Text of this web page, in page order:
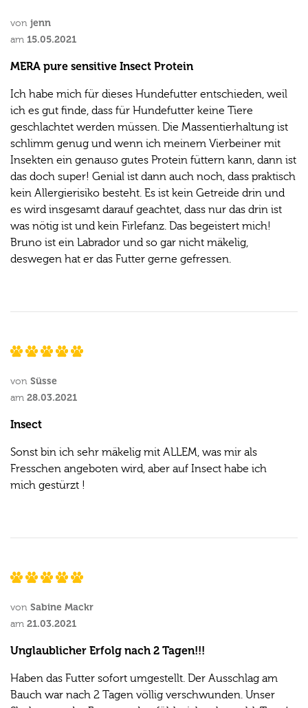
von jenn
am 15.05.2021
MERA pure sensitive Insect Protein
Ich habe mich für dieses Hundefutter entschieden, weil
ich es gut finde, dass für Hundefutter keine Tiere
geschlachtet werden müssen. Die Massentierhaltung ist
schlimm genug und wenn ich meinem Vierbeiner mit
Insekten ein genauso gutes Protein füttern kann, dann ist
das doch super! Genial ist dann auch noch, dass praktisch
kein Allergierisiko besteht. Es ist kein Getreide drin und
es wird insgesamt darauf geachtet, dass nur das drin ist
was nötig ist und kein Firlefanz. Das begeistert mich!
Bruno ist ein Labrador und so gar nicht mäkelig,
deswegen hat er das Futter gerne gefressen.
von Süsse
am 28.03.2021
Insect
Sonst bin ich sehr mäkelig mit ALLEM, was mir als
Fresschen angeboten wird, aber auf Insect habe ich
mich gestürzt !
von Sabine Mackr
am 21.03.2021
Unglaublicher Erfolg nach 2 Tagen!!!
Haben das Futter sofort umgestellt. Der Ausschlag am
Bauch war nach 2 Tagen völlig verschwunden. Unser